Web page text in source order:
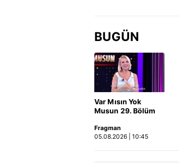
BUGÜN
Var Mısın Yok
Musun 29. Bölüm
yayınlandı | Video
Fragman
05.08.2026 | 10:45